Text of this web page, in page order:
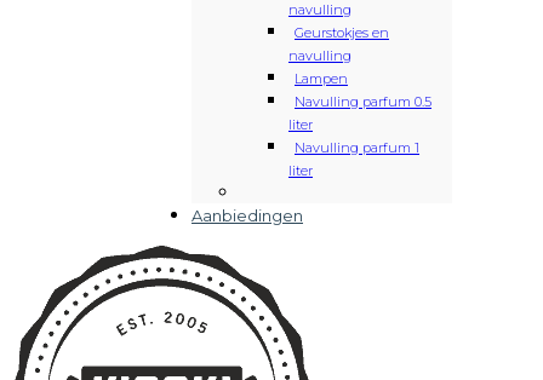
navulling
Geurstokjes en
navulling
Lampen
Navulling parfum 0.5
liter
Navulling parfum 1
liter
Aanbiedingen